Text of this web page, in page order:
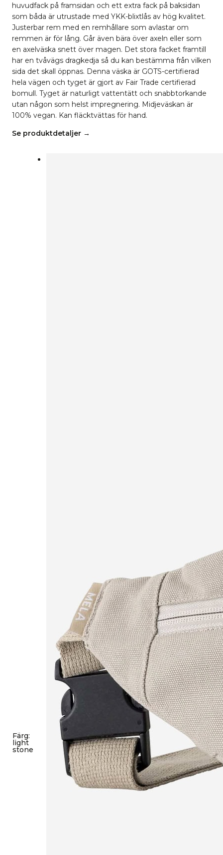
huvudfack på framsidan och ett extra fack på baksidan
som båda är utrustade med YKK-blixtlås av hög kvalitet.
Justerbar rem med en remhållare som avlastar om
remmen är för lång. Går även bära över axeln eller som
en axelväska snett över magen. Det stora facket framtill
har en tvåvägs dragkedja så du kan bestämma från vilken
sida det skall öppnas. Denna väska är GOTS-certifierad
hela vägen och tyget är gjort av Fair Trade certifierad
bomull. Tyget är naturligt vattentätt och snabbtorkande
utan någon som helst impregnering. Midjeväskan är
100% vegan. Kan fläcktvättas för hand.
Se produktdetaljer →
Färg:
light
stone